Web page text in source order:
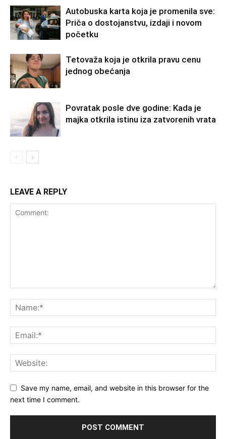
Autobuska karta koja je promenila sve:
Priča o dostojanstvu, izdaji i novom
početku
Tetovaža koja je otkrila pravu cenu
jednog obećanja
Povratak posle dve godine: Kada je
majka otkrila istinu iza zatvorenih vrata
LEAVE A REPLY
Save my name, email, and website in this browser for the
next time I comment.